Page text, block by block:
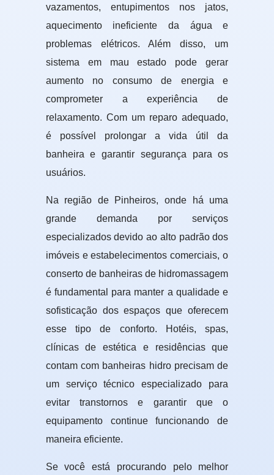
vazamentos, entupimentos nos jatos,
aquecimento ineficiente da água e
problemas elétricos. Além disso, um
sistema em mau estado pode gerar
aumento no consumo de energia e
comprometer a experiência de
relaxamento. Com um reparo adequado,
é possível prolongar a vida útil da
banheira e garantir segurança para os
usuários.
Na região de Pinheiros, onde há uma
grande demanda por serviços
especializados devido ao alto padrão dos
imóveis e estabelecimentos comerciais, o
conserto de banheiras de hidromassagem
é fundamental para manter a qualidade e
sofisticação dos espaços que oferecem
esse tipo de conforto. Hotéis, spas,
clínicas de estética e residências que
contam com banheiras hidro precisam de
um serviço técnico especializado para
evitar transtornos e garantir que o
equipamento continue funcionando de
maneira eficiente.
Se você está procurando pelo melhor